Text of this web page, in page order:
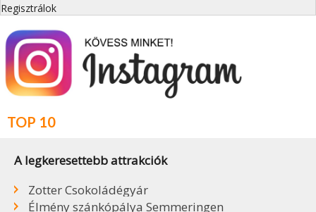
Regisztrálok
TOP 10
A legkeresettebb attrakciók
Zotter Csokoládégyár
Élmény szánkópálya Semmeringen